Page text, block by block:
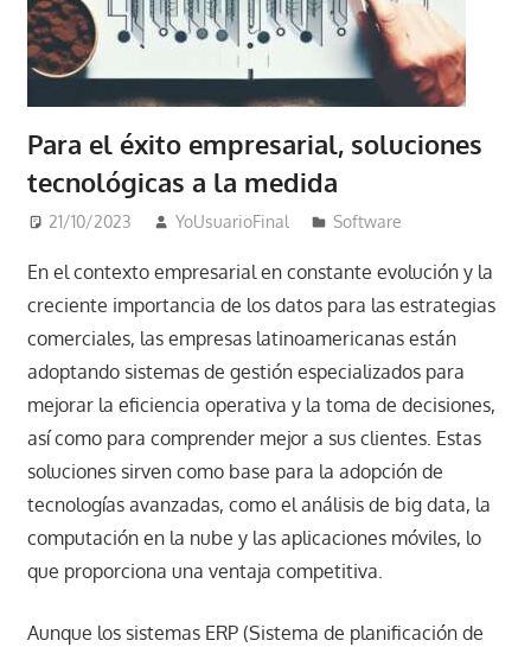
Para el éxito empresarial, soluciones
tecnológicas a la medida
21/10/2023 YoUsuarioFinal Software
En el contexto empresarial en constante evolución y la
creciente importancia de los datos para las estrategias
comerciales, las empresas latinoamericanas están
adoptando sistemas de gestión especializados para
mejorar la eficiencia operativa y la toma de decisiones,
así como para comprender mejor a sus clientes. Estas
soluciones sirven como base para la adopción de
tecnologías avanzadas, como el análisis de big data, la
computación en la nube y las aplicaciones móviles, lo
que proporciona una ventaja competitiva.
Aunque los sistemas ERP (Sistema de planificación de